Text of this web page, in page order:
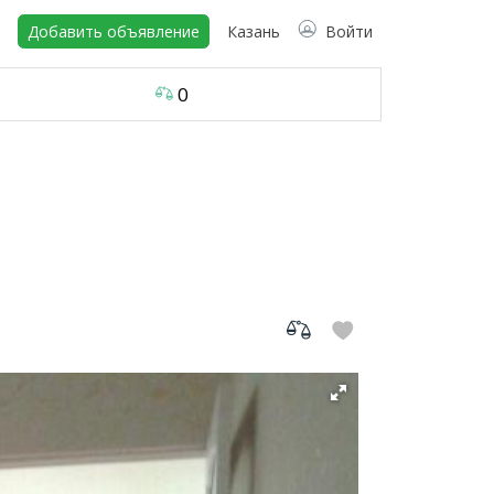
Добавить объявление Казань Войти
0